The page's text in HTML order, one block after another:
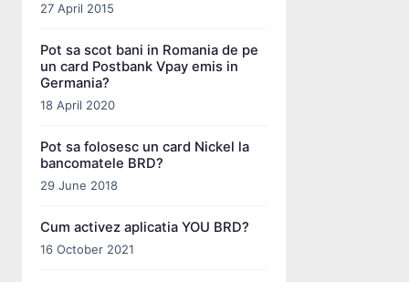
27 April 2015
Pot sa scot bani in Romania de pe
un card Postbank Vpay emis in
Germania?
18 April 2020
Pot sa folosesc un card Nickel la
bancomatele BRD?
29 June 2018
Cum activez aplicatia YOU BRD?
16 October 2021